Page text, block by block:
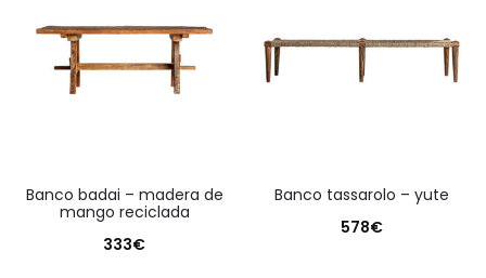
banco badai – madera de
mango reciclada
333€
banco tassarolo – yute
578€